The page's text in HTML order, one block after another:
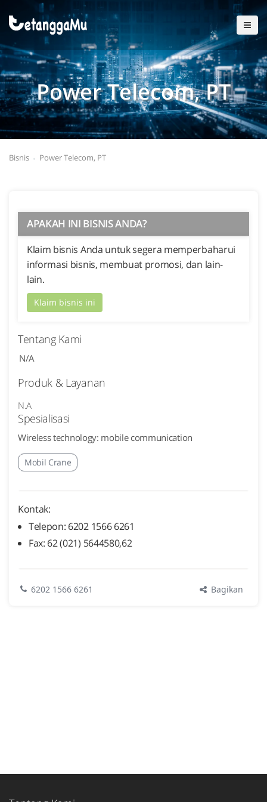
Power Telecom, PT
Bisnis Power Telecom, PT
APAKAH INI BISNIS ANDA?
Klaim bisnis Anda untuk segera memperbaharui
informasi bisnis, membuat promosi, dan lain-
lain.
Klaim bisnis ini
Tentang Kami
N/A
Produk & Layanan
N.A
Spesialisasi
Wireless technology: mobile communication
Mobil Crane
Kontak:
Telepon: 6202 1566 6261
Fax: 62 (021) 5644580,62
6202 1566 6261 Bagikan